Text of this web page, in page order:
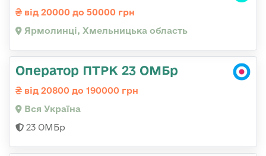
від 20000 до 50000 грн
Ярмолинці, Хмельницька область
Оператор ПТРК 23 ОМБр
від 20800 до 190000 грн
Вся Україна
23 ОМБр